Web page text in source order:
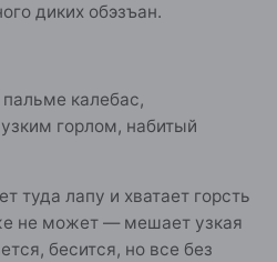
диких обэзъан.
калебас,
горлом, набитый
туда лапу и хватает горсть
не может — мешает узкая
бесится, но все без